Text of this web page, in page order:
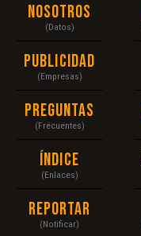
Nosotros
(Datos)
Publicidad
(Empresas)
Preguntas
(Frecuentes)
Índice
(Enlaces)
Reportar
(Notificar)